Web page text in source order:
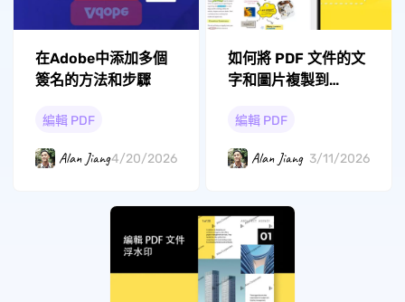
在Adobe中添加多個
簽名的方法和步驟
編輯 PDF
Alan Jiang4/20/2026
如何將 PDF 文件的文
字和圖片複製到
編輯 PDF
Alan Jiang 3/11/2026